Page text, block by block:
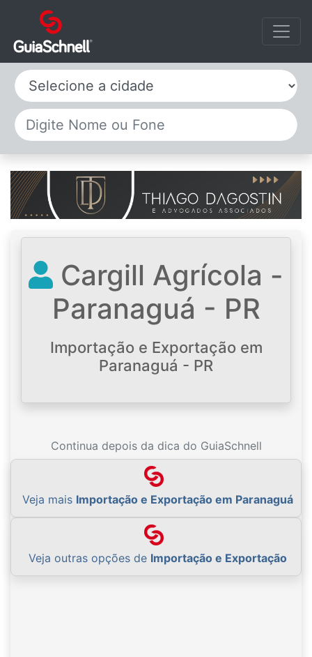
Selecione a cidade
Cargill Agrícola -
Paranaguá - PR
Importação e Exportação em
Paranaguá - PR
Continua depois da dica do GuiaSchnell
Veja mais Importação e Exportação em Paranaguá
Veja outras opções de Importação e Exportação